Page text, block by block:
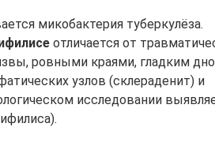
микобактерия туберкулёза.
отличается от
ровными краями, гладким
узлов (склераденит) и
исследовании